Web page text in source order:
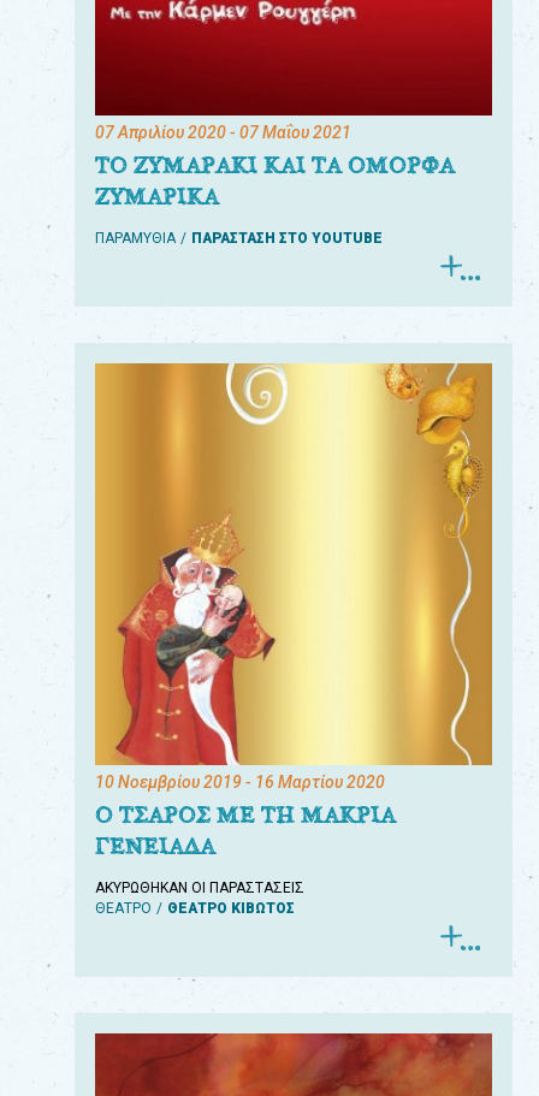
07 Απριλίου 2020- 07 Μαΐου 2021
ΤΟ ΖΥΜΑΡΑΚΙ ΚΑΙ ΤΑ ΟΜΟΡΦΑ
ΖΥΜΑΡΙΚΑ
ΠΑΡΑΜΥΘΙΑ ΠΑΡΑΣΤΑΣΗ ΣΤΟ YOUTUBE
10 Νοεμβρίου 2019- 16 Μαρτίου 2020
Ο ΤΣΑΡΟΣ ΜΕ ΤΗ ΜΑΚΡΙΑ
ΓΕΝΕΙΑΔΑ
ΑΚΥΡΩΘΗΚΑΝ ΟΙ ΠΑΡΑΣΤΑΣΕΙΣ
ΘΕΑΤΡΟ
ΘΕΑΤΡΟ ΚΙΒΩΤΟΣ